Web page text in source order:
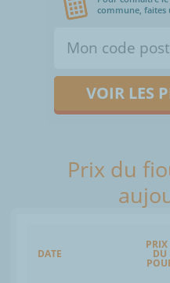
commune, faites
VOIR LES
Prix du
DATE DU